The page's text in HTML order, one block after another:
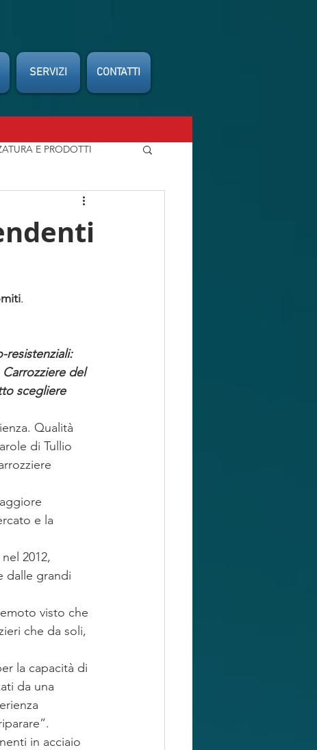
SERVIZI CONTATTI
E PRODOTTI
FEDERCARROZZIERI
.
resistenziali:
del
scegliere
Qualità
di Tullio
e la
2012,
dalle grandi
visto che
che da soli,
la capacità di
da una
in acciaio